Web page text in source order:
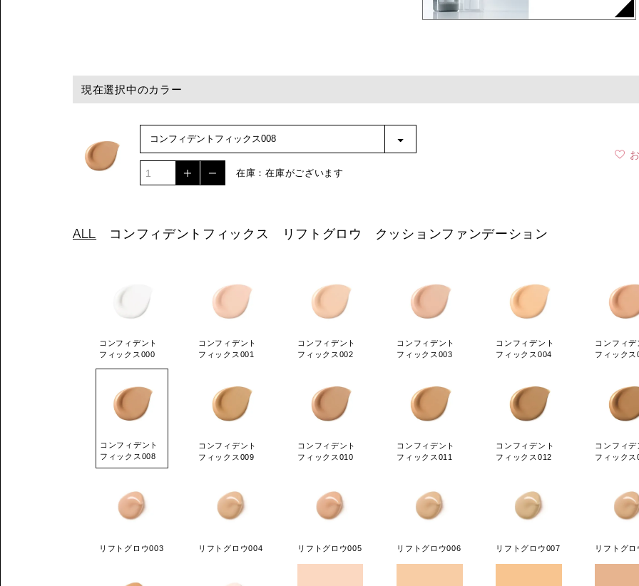
現在選択中のカラー
在庫：在庫がございます
ALL コンフィデントフィックス リフトグロウ クッションファンデーション
コンフィデント
フィックス000
コンフィデント
フィックス001
コンフィデント
フィックス002
コンフィデント
フィックス003
コンフィデント
フィックス004
コンフィデ
フィックス
コンフィデント
フィックス008
コンフィデント
フィックス009
コンフィデント
フィックス010
コンフィデント
フィックス011
コンフィデント
フィックス012
コンフィデ
フィックス
リフトグロウ003 リフトグロウ004 リフトグロウ005 リフトグロウ006 リフトグロウ007 リフトグロ